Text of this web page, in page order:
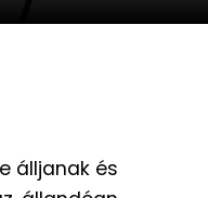
álljanak és